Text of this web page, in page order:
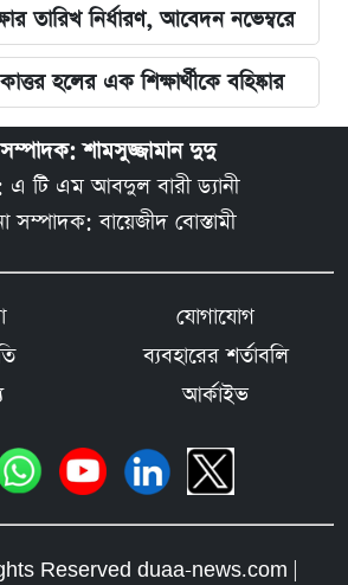
তারিখ নির্ধারণ, আবেদন নভেম্বরে
হলের এক শিক্ষার্থীকে বহিষ্কার
সম্পাদক: শামসুজ্জামান দুদু
টি এম আবদুল বারী ড্যানী
সম্পাদক: বায়েজীদ বোস্তামী
যোগাযোগ
ব্যবহারের শর্তাবলি
আর্কাইভ
Reserved duaa-news.com |